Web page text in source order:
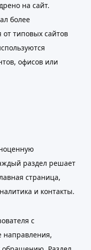
на сайт.
более
типовых сайтов
офисов или
раздел решает
страница,
и контакты.
с
направления,